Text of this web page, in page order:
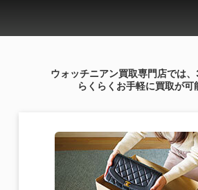
ウォッチニアン買取専門店では
らくらくお手軽に買取が可